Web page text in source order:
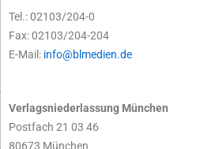
Tel.: 02103/204-0
Fax: 02103/204-204
E-Mail: info@blmedien.de
Verlagsniederlassung München
Postfach 21 03 46
80673 München